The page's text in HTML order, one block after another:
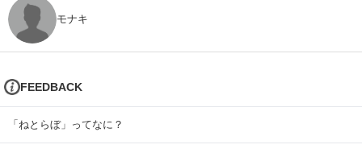
モナキ
FEEDBACK
「ねとらぼ」ってなに？